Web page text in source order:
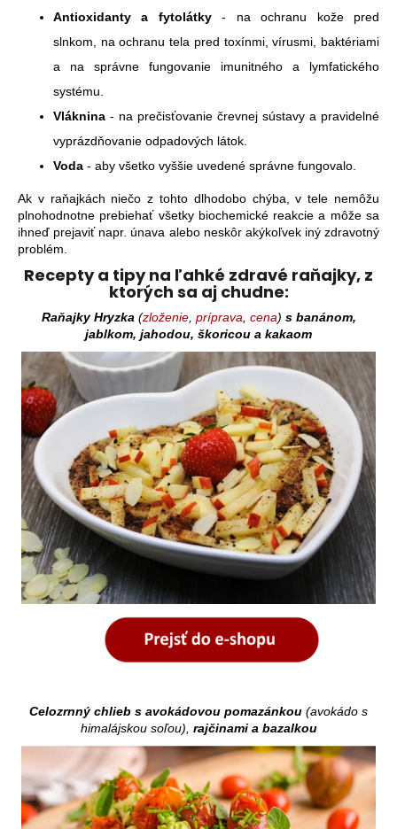
Antioxidanty a fytolátky- na ochranu kože pred
slnkom, na ochranu tela pred toxínmi, vírusmi, baktériami
a na správne fungovanie imunitného a lymfatického
systému.
Vláknina - na prečisťovanie črevnej sústavy a pravidelné
vyprázdňovanie odpadových látok.
Voda - aby všetko vyššie uvedené správne fungovalo.
Ak v raňajkách niečo z tohto dlhodobo chýba, v tele nemôžu
plnohodnotne prebiehať všetky biochemické reakcie a môže sa
ihneď prejaviť napr. únava alebo neskôr akýkoľvek iný zdravotný
problém.
Recepty a tipy na ľahké zdravé raňajky, z
ktorých sa aj chudne:
Raňajky Hryzka (zloženie, príprava cena) s banánom,
jablkom, jahodou, škoricou a kakaom
Celozrnný chlieb s avokádovou pomazánkou (avokádo s
himalájskou soľou), rajčinami a bazalkou